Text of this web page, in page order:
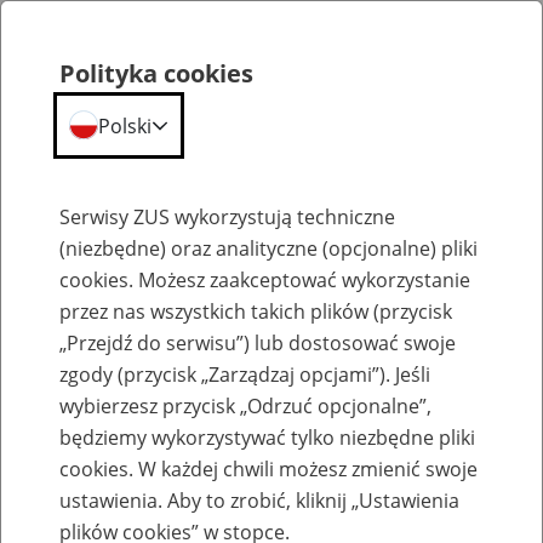
Emerytury
Baza zlikwidowanych lub
przekształconych zakładów pracy
Polityka cookies
Polski
Serwisy ZUS wykorzystują techniczne
(niezbędne) oraz analityczne (opcjonalne) pliki
cookies. Możesz zaakceptować wykorzystanie
przez nas wszystkich takich plików (przycisk
„Przejdź do serwisu”) lub dostosować swoje
zgody (przycisk „Zarządzaj opcjami”). Jeśli
wybierzesz przycisk „Odrzuć opcjonalne”,
będziemy wykorzystywać tylko niezbędne pliki
cookies. W każdej chwili możesz zmienić swoje
ustawienia. Aby to zrobić, kliknij „Ustawienia
plików cookies” w stopce.